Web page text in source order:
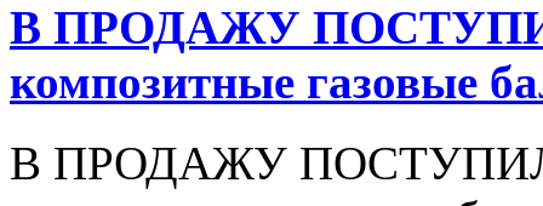
В ПРОДАЖУ
композитные газовые
В ПРОДАЖУ